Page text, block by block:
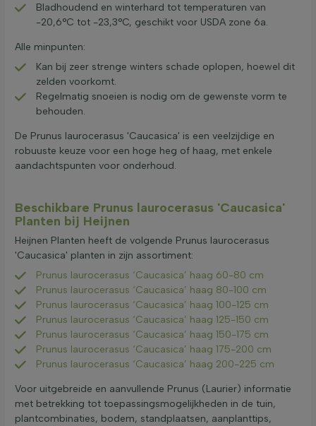
Bladhoudend en winterhard tot temperaturen van
-20,6°C tot -23,3°C, geschikt voor USDA zone 6a.
Alle minpunten:
Kan bij zeer strenge winters schade oplopen, hoewel dit
zelden voorkomt.
Regelmatig snoeien is nodig om de gewenste vorm te
behouden.
De Prunus laurocerasus 'Caucasica' is een veelzijdige en
robuuste keuze voor een hoge heg of haag, met enkele
aandachtspunten voor onderhoud.
Beschikbare Prunus laurocerasus 'Caucasica'
Planten bij Heijnen
Heijnen Planten heeft de volgende Prunus laurocerasus
'Caucasica' planten in zijn assortiment:
Prunus laurocerasus ‘Caucasica’ haag 60-80 cm
Prunus laurocerasus ‘Caucasica’ haag 80-100 cm
Prunus laurocerasus ‘Caucasica’ haag 100-125 cm
Prunus laurocerasus ‘Caucasica’ haag 125-150 cm
Prunus laurocerasus ‘Caucasica’ haag 150-175 cm
Prunus laurocerasus ‘Caucasica’ haag 175-200 cm
Prunus laurocerasus ‘Caucasica’ haag 200-225 cm
Voor uitgebreide en aanvullende Prunus (Laurier) informatie
met betrekking tot toepassingsmogelijkheden in de tuin,
plantcombinaties, bodem, standplaatsen, aanplanttips,